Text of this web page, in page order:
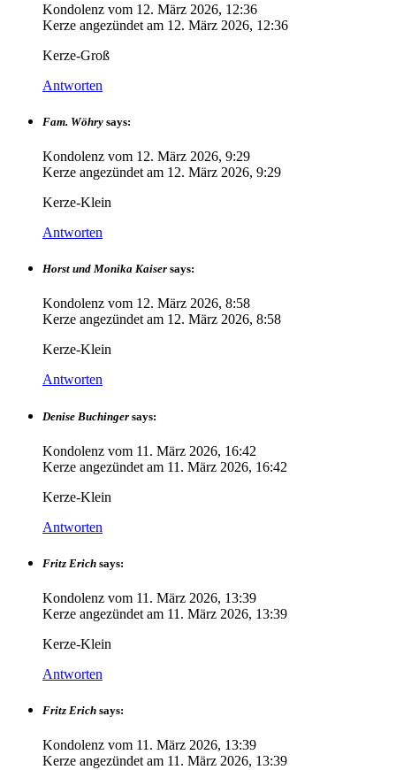
Kondolenz vom 12. März 2026, 12:36
Kerze angezündet am 12. März 2026, 12:36
Kerze-Groß
Antworten
Fam. Wöhry says:
Kondolenz vom 12. März 2026, 9:29
Kerze angezündet am 12. März 2026, 9:29
Kerze-Klein
Antworten
Horst und Monika Kaiser says:
Kondolenz vom 12. März 2026, 8:58
Kerze angezündet am 12. März 2026, 8:58
Kerze-Klein
Antworten
Denise Buchinger says:
Kondolenz vom 11. März 2026, 16:42
Kerze angezündet am 11. März 2026, 16:42
Kerze-Klein
Antworten
Fritz Erich says:
Kondolenz vom 11. März 2026, 13:39
Kerze angezündet am 11. März 2026, 13:39
Kerze-Klein
Antworten
Fritz Erich says:
Kondolenz vom 11. März 2026, 13:39
Kerze angezündet am 11. März 2026, 13:39